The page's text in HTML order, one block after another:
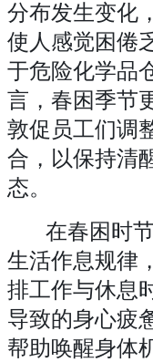
分布发生变化
使人感觉困倦
于危险化学品
言，春困季节
敦促员工们调
合，以保持清
态。
在春困时节
生活作息规律
排工作与休息
导致的身心疲
帮助唤醒身体